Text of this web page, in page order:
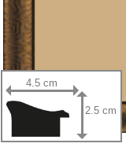
4.5 cm
2.5 cm